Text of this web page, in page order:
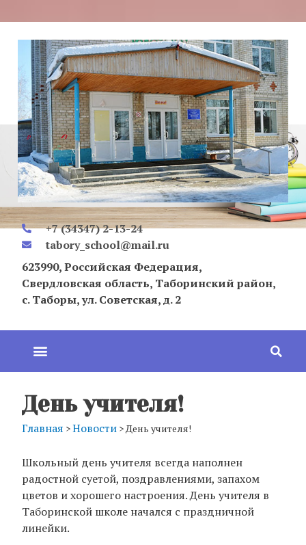
+7 (34347) 2-13-24
tabory_school@mail.ru
623990, Российская Федерация,
Свердловская область, Таборинский район,
с. Таборы, ул. Советская, д. 2
День учителя!
Главная >Новости > День учителя!
Школьный день учителя всегда наполнен
радостной суетой, поздравлениями, запахом
цветов и хорошего настроения. День учителя в
Таборинской школе начался с праздничной
линейки.